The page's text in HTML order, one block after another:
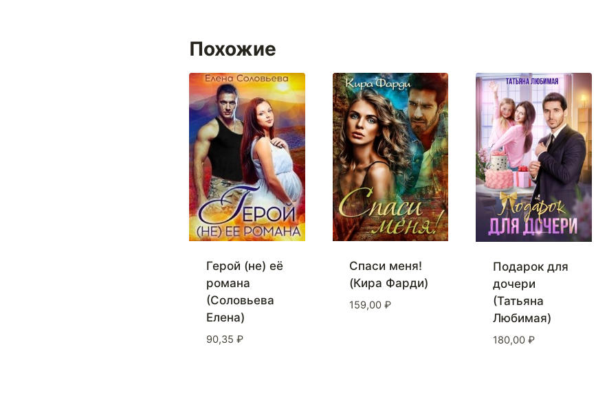
Похожие
Герой (не) её
романа
(Соловьева
Елена)
90,35 ₽
Спаси меня!
(Кира Фарди)
159,00 ₽
Подарок для
дочери
(Татьяна
Любимая)
180,00 ₽